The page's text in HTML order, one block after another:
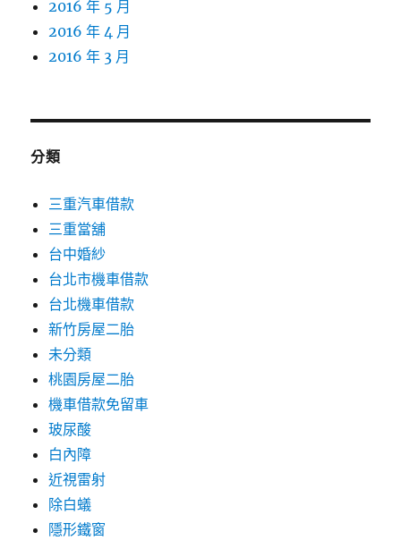
2016 年 5 月
2016 年 4 月
2016 年 3 月
分類
三重汽車借款
三重當舖
台中婚紗
台北市機車借款
台北機車借款
新竹房屋二胎
未分類
桃園房屋二胎
機車借款免留車
玻尿酸
白內障
近視雷射
除白蟻
隱形鐵窗